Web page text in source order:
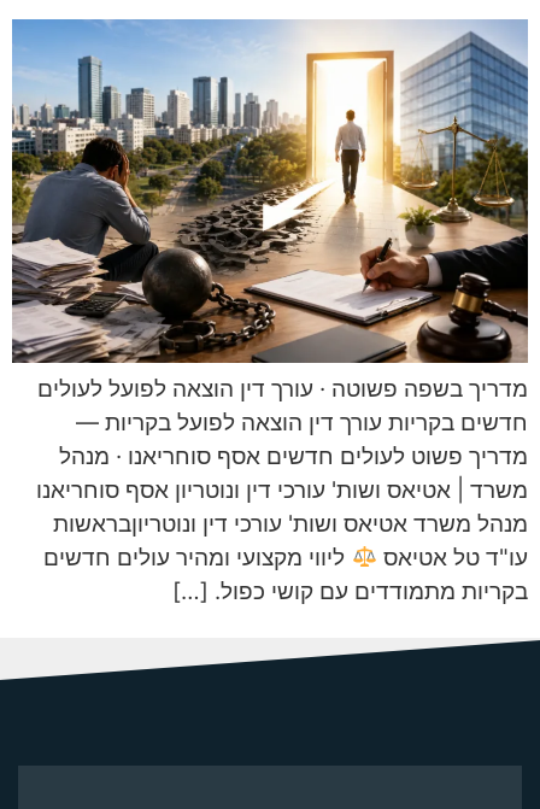
מדריך בשפה פשוטה · עורך דין הוצאה לפועל לעולים
חדשים בקריות עורך דין הוצאה לפועל בקריות —
מדריך פשוט לעולים חדשים אסף סוחריאנו · מנהל
משרד | אטיאס ושות' עורכי דין ונוטריון אסף סוחריאנו
מנהל משרד אטיאס ושות' עורכי דין ונוטריוןבראשות
עו"ד טל אטיאס
ליווי מקצועי ומהיר עולים חדשים
בקריות מתמודדים עם קושי כפול. […]